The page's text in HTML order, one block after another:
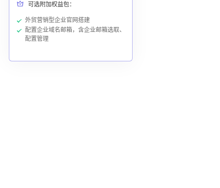
可选附加权益包：
外贸营销型企业官网搭建
配置企业域名邮箱，含企业邮箱选取、
配置管理